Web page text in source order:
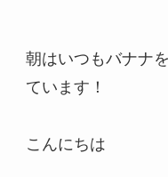
朝はいつもバナナ
ています！
こんにちは